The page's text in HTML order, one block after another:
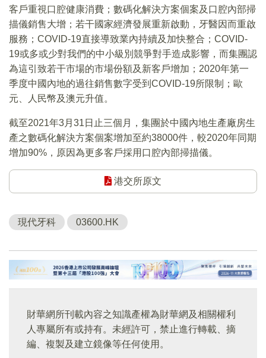
客戶重視口腔健康消費；數碼化解決方案個案及口腔內部掃
描儀銷售大增；若干國家經濟發展重新啟動，牙醫因而重啟
服務；COVID-19直接導致業內持續及加快整合；COVID-
19或多或少對我們的中小級別競爭對手造成影響，而集團認
為這引致若干市場的市場份額及新客戶增加；2020年第一
季度中國內地的過往銷售數字受到COVID-19所限制；歐
元、人民幣及澳元升值。
截至2021年3月31日止三個月，集團於中國內地生產廠房生
產之數碼化解決方案個案增加至約38000件，較2020年同期
增加90%，原因為更多客戶採用口腔內部掃描儀。
港交所原文
現代牙科 03600.HK
財華網所刊載內容之知識產權為財華網及相關權利
人專屬所有或持有。未經許可，禁止進行轉載、摘
編、複製及建立鏡像等任何使用。